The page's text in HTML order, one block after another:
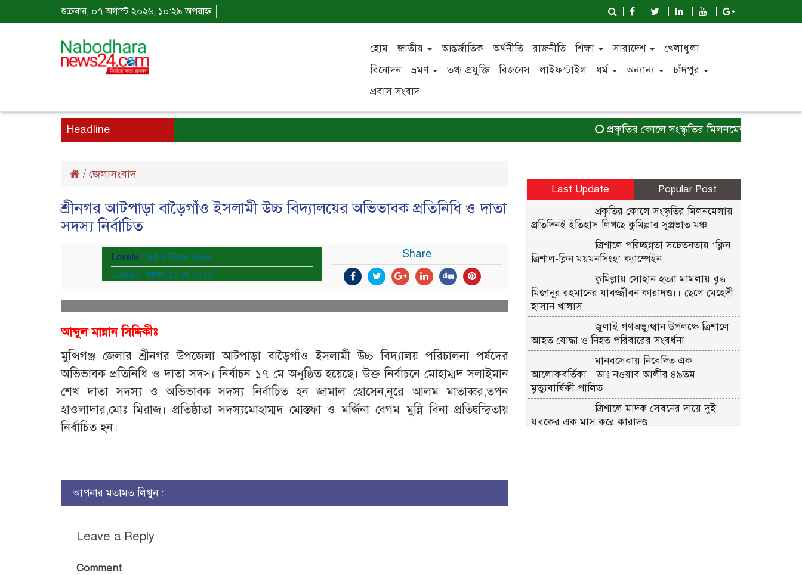
শুক্রবার, ০৭ অগাস্ট ২০২৬, ১০:২৯ অপরাহ্ন
হোম জাতীয় আন্তর্জাতিক অর্থনীতি রাজনীতি শিক্ষা সারাদেশ
খেলাধুলা
বিনোদন
ভ্রমণ তথ্য প্রযুক্তি বিজনেস লাইফস্টাইল ধর্ম অন্যান্য
চাঁদপুর
প্রবাস সংবাদ
Headline প্রকৃতির কোলে সংস্কৃতির মিলনমেলায় প্রতিদিনই
/ জেলাসংবাদ
শ্রীনগর আটপাড়া বাড়ৈগাঁও ইসলামী উচ্চ বিদ্যালয়ের অভিভাবক প্রতিনিধি ও দাতা
সদস্য নির্বাচিত
Lovelu / ৩৩৭ Time View
Update : বুধবার, ১৮ মে, ২০২২
Share
আব্দুল মান্নান সিদ্দিকীঃ
মুন্সিগঞ্জ জেলার শ্রীনগর উপজেলা আটপাড়া বাড়ৈগাঁও ইসলামী উচ্চ বিদ্যালয় পরিচালনা পর্ষদের
অভিভাবক প্রতিনিধি ও দাতা সদস্য নির্বাচন ১৭ মে অনুষ্ঠিত হয়েছে। উক্ত নির্বাচনে মোহাম্মদ সলাইমান
শেখ দাতা সদস্য ও অভিভাবক সদস্য নির্বাচিত হন জামাল হোসেন,নূরে আলম মাতাব্বর,তপন
হাওলাদার,মোঃ মিরাজ। প্রতিষ্ঠাতা সদস্যমোহাম্মদ মোস্তফা ও মর্জিনা বেগম মুন্নি বিনা প্রতিদ্বন্দ্বিতায়
নির্বাচিত হন।
আপনার মতামত লিখুন :
Leave a Reply
Comment
Last Update
Popular Post
প্রকৃতির কোলে সংস্কৃতির মিলনমেলায়
প্রতিদিনই ইতিহাস লিখছে কুমিল্লার সুপ্রভাত মঞ্চ
ত্রিশালে পরিচ্ছন্নতা সচেতনতায় ‘ক্লিন
ত্রিশাল-ক্লিন ময়মনসিংহ’ ক্যাম্পেইন
কুমিল্লায় সোহান হত্যা মামলায় বৃদ্ধ
মিজানুর রহমানের যাবজ্জীবন কারাদণ্ড।। ছেলে মেহেদী
হাসান খালাস
জুলাই গণঅভ্যুত্থান উপলক্ষে ত্রিশালে
আহত যোদ্ধা ও নিহত পরিবারের সংবর্ধনা
মানবসেবায় নিবেদিত এক
আলোকবর্তিকা—ডাঃ নওয়াব আলীর ৪৯তম
মৃত্যুবার্ষিকী পালিত
ত্রিশালে মাদক সেবনের দায়ে দুই
যুবকের এক মাস করে কারাদণ্ড